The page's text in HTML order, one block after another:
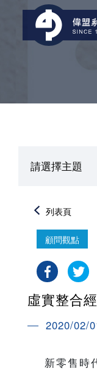
請選擇主題
列表頁
顧問觀點
虛實整合
2020/02/
新零售時